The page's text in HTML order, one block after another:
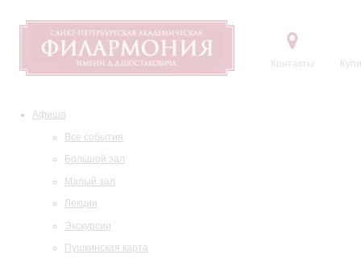
Контакты
Афиша
Все события
Большой зал
Малый зал
Лекции
Экскурсии
Пушкинская карта